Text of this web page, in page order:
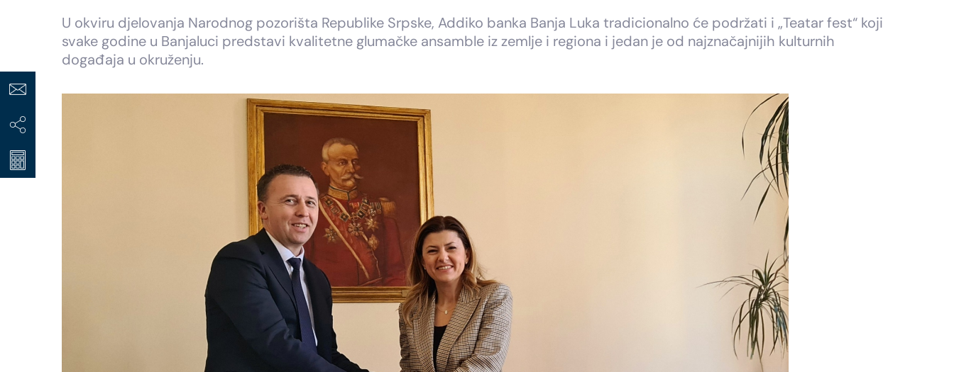
U okviru djelovanja Narodnog pozorišta Republike Srpske, Addiko banka Banja Luka tradicionalno će podržati i „Teatar fest“ koji
svake godine u Banjaluci predstavi kvalitetne glumačke ansamble iz zemlje i regiona i jedan je od najznačajnijih kulturnih
događaja u okruženju.